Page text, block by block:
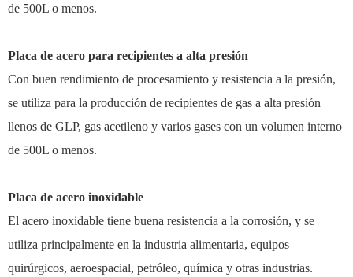
de 500L o menos.
Placa de acero para recipientes a alta presión
Con buen rendimiento de procesamiento y resistencia a la presión,
se utiliza para la producción de recipientes de gas a alta presión
llenos de GLP, gas acetileno y varios gases con un volumen interno
de 500L o menos.
Placa de acero inoxidable
El acero inoxidable tiene buena resistencia a la corrosión, y se
utiliza principalmente en la industria alimentaria, equipos
quirúrgicos, aeroespacial, petróleo, química y otras industrias.